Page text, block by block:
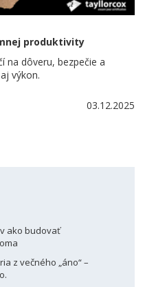
produktivity
na dôveru, bezpečie a
výkon.
03.12.2025
ako budovať
z večného „áno“ –